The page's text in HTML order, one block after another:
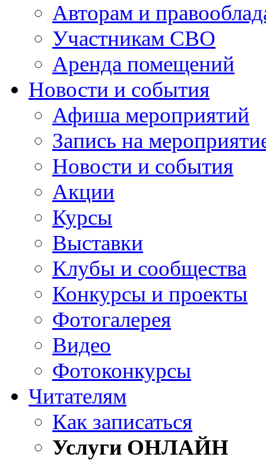
Авторам и
Участникам СВО
Аренда помещений
Новости и события
Афиша мероприятий
Запись на
Новости и события
Акции
Курсы
Выставки
Клубы и сообщества
Конкурсы и проекты
Фотогалерея
Видео
Фотоконкурсы
Читателям
Как записаться
Услуги ОНЛАЙН